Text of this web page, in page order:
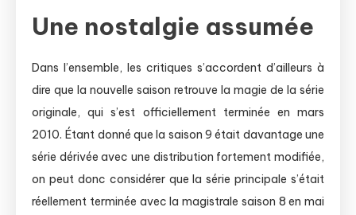
Une nostalgie assumée
Dans l’ensemble, les critiques s’accordent d’ailleurs à
dire que la nouvelle saison retrouve la magie de la série
originale, qui s’est officiellement terminée en mars
2010. Étant donné que la saison 9 était davantage une
série dérivée avec une distribution fortement modifiée,
on peut donc considérer que la série principale s’était
réellement terminée avec la magistrale saison 8 en mai